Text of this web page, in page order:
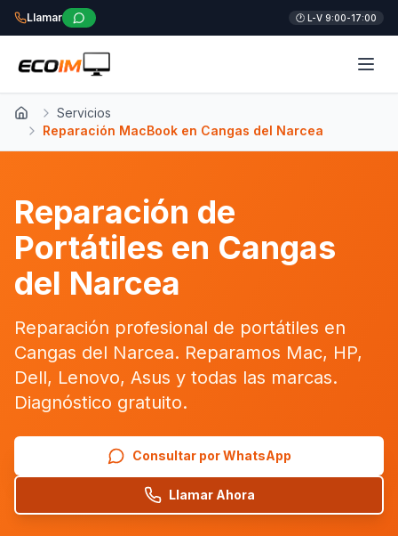
Llamar 🕐 L-V 9:00-17:00
Inicio
Servicios
Reparación MacBook en Cangas del Narcea
Reparación de
Portátiles en Cangas
del Narcea
Reparación profesional de portátiles en
Cangas del Narcea. Reparamos Mac, HP,
Dell, Lenovo, Asus y todas las marcas.
Diagnóstico gratuito.
Consultar por WhatsApp
Llamar Ahora